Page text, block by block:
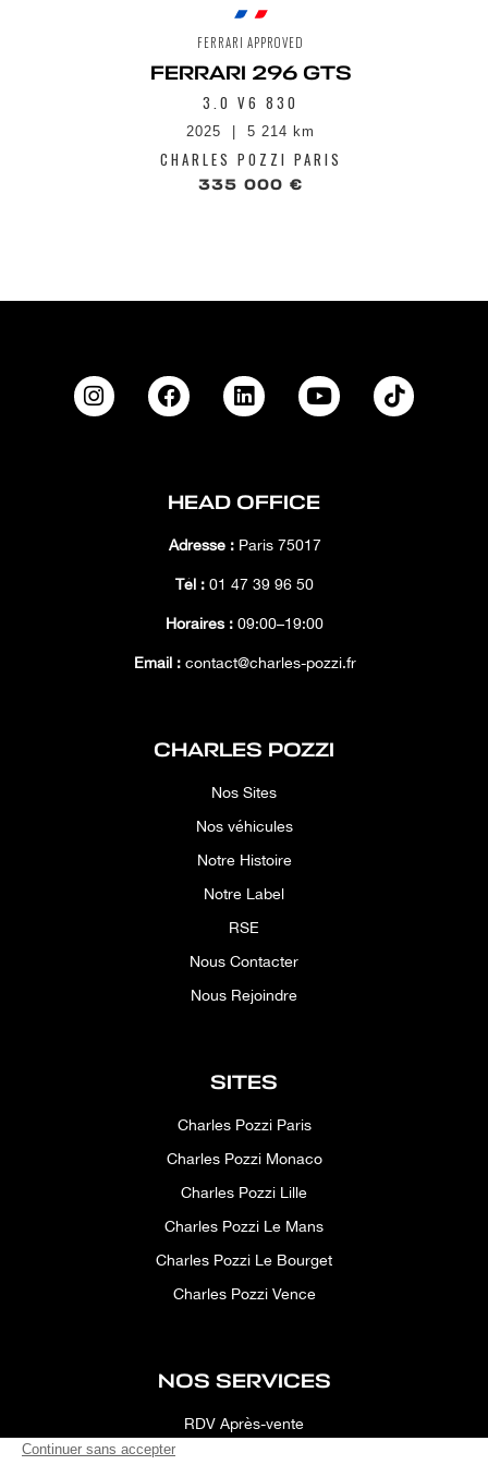
FERRARI APPROVED
FERRARI 296 GTS
3.0 V6 830
2025 5 214 km
CHARLES POZZI PARIS
335 000 €
HEAD OFFICE
Adresse :Paris 75017
Tél : 01 47 39 96 50
Horaires : 09:00–19:00
Email :contact@charles-pozzi.fr
CHARLES POZZI
Nos Sites
Nos véhicules
Notre Histoire
Notre Label
RSE
Nous Contacter
Nous Rejoindre
SITES
Charles Pozzi Paris
Charles Pozzi Monaco
Charles Pozzi Lille
Charles Pozzi Le Mans
Charles Pozzi Le Bourget
Charles Pozzi Vence
NOS SERVICES
RDV Après-vente